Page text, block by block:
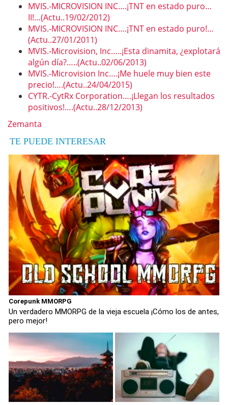
MVIS.-MICROVISION INC….¡TNT en estado puro…
II!…(Actu..19/02/2012)
MVIS.-MICROVISION INC….¡TNT en estado puro!…
(Actu..27/01/2011)
MVIS.-Microvision, Inc…..¡Esta dinamita, ¿explotará
algún día?…..(Actu..02/06/2013)
MVIS.-Microvision Inc….¡Me huele muy bien este
precio!….(Actu..24/04/2015)
CYTR.-CytRx Corporation….¡Llegan los resultados
positivos!….(Actu..28/12/2013)
Zemanta
TE PUEDE INTERESAR
Corepunk MMORPG
Un verdadero MMORPG de la vieja escuela ¡Cómo los de antes,
pero mejor!